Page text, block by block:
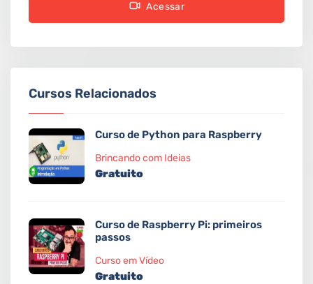
Acessar
Cursos Relacionados
Curso de Python para Raspberry
Brincando com Ideias
Gratuito
Curso de Raspberry Pi: primeiros
passos
Curso em Vídeo
Gratuito